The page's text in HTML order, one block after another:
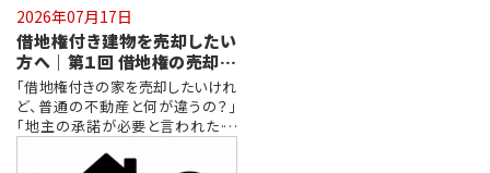
2026年07月17日
借地権付き建物を売却したい
方へ｜第１回 借地権の売却方
法と知っておきたいポイント
「借地権付きの家を売却したいけれ
ど、普通の不動産と何が違うの？」
「地主の承諾が必要と言われた。」